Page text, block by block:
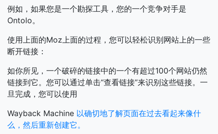
例如，如果您是一个勘探工具，您的一个竞争对手是
Ontolo。
使用上面的Moz上面的过程，您可以轻松识别网站上的一些
断开链接：
如你所见，一个破碎的链接中的一个有超过100个网站仍然
链接到它。您可以通过单击“查看链接”来识别这些链接。一
旦完成，您可以使用
Wayback Machine 以确切地了解页面在过去看起来像什
么，然后重新创建它。